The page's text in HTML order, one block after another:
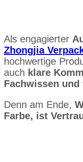
Als engagierter
Zhongjia
hochwertige
auch klare
Fachwissen
Denn am Ende,
Farbe, ist